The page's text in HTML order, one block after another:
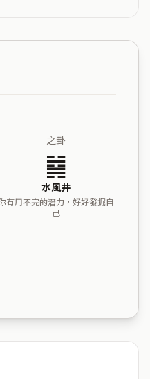
之卦
䷯
水風井
有用不完的潛力，好好發掘自
己